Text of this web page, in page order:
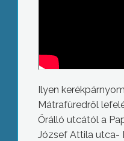
Ilyen
Mátrafüredről
Őrálló utcától a
József Attila utca-